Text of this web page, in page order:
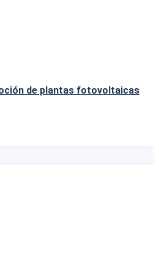
de plantas fotovoltaicas